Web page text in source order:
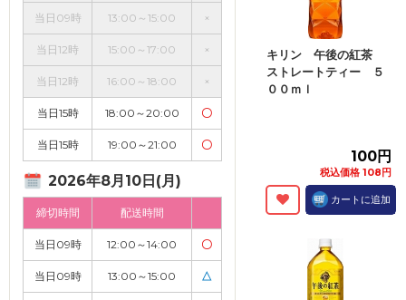
当日09時 13:00～15:00 ×
当日12時 15:00～17:00 ×
当日12時 16:00～18:00 ×
当日15時 18:00～20:00 〇
当日15時 19:00～21:00 〇
2026年8月10日(月)
締切時間 配送時間
当日09時 12:00～14:00 〇
当日09時 13:00～15:00 △
キリン 午後の紅茶
ストレートティー ５
００ｍｌ
100円
税込価格 108円
カートに追加